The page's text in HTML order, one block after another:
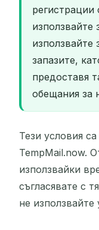
регистрации
използвайте
използвайте
запазите,
предоставя
обещания за
Тези условия
TempMail.now.
използвайки
съгласявате с
не използвайте